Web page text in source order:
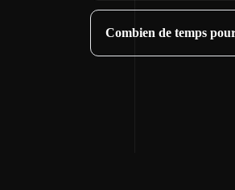
Combien de temps